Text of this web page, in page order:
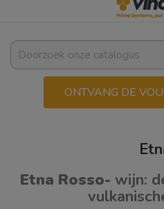
ONTVANG DE
Etna Rosso- wijn: